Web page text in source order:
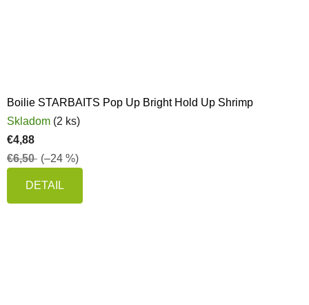
Boilie STARBAITS Pop Up Bright Hold Up Shrimp
Skladom (2 ks)
€4,88
€6,50 (–24 %)
DETAIL